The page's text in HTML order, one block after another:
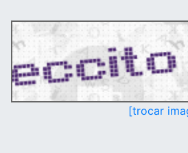
[trocar